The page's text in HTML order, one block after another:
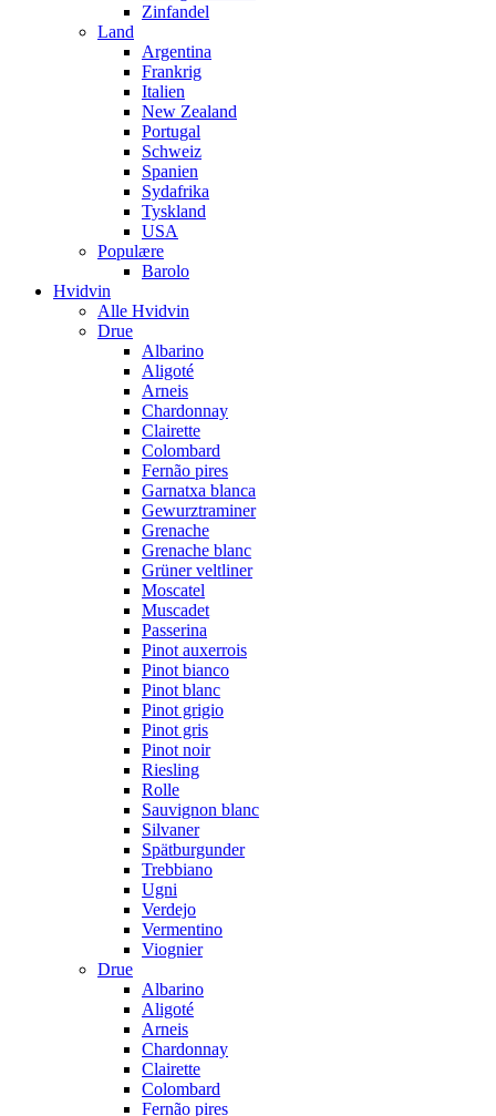
Zinfandel
Land
Argentina
Frankrig
Italien
New Zealand
Portugal
Schweiz
Spanien
Sydafrika
Tyskland
USA
Populære
Barolo
Hvidvin
Alle Hvidvin
Drue
Albarino
Aligoté
Arneis
Chardonnay
Clairette
Colombard
Fernão pires
Garnatxa blanca
Gewurztraminer
Grenache
Grenache blanc
Grüner veltliner
Moscatel
Muscadet
Passerina
Pinot auxerrois
Pinot bianco
Pinot blanc
Pinot grigio
Pinot gris
Pinot noir
Riesling
Rolle
Sauvignon blanc
Silvaner
Spätburgunder
Trebbiano
Ugni
Verdejo
Vermentino
Viognier
Drue
Albarino
Aligoté
Arneis
Chardonnay
Clairette
Colombard
Fernão pires